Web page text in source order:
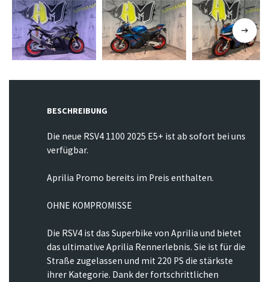
BESCHREIBUNG
Die neue RSV4 1100 2025 E5+ ist ab sofort bei uns
verfügbar.
Aprilia Promo bereits im Preis enthalten.
OHNE KOMPROMISSE
Die RSV4 ist das Superbike von Aprilia und bietet
das ultimative Aprilia Rennerlebnis. Sie ist für die
Straße zugelassen und mit 220 PS die stärkste
ihrer Kategorie. Dank der fortschrittlichen